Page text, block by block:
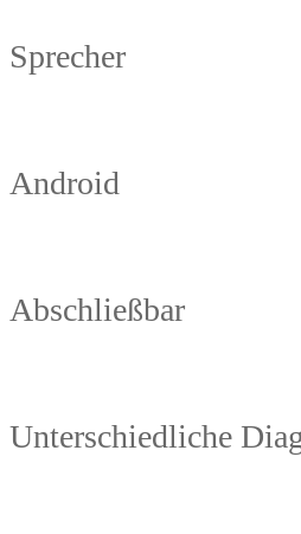
Sprecher
Android
Abschließbar
Unterschiedliche